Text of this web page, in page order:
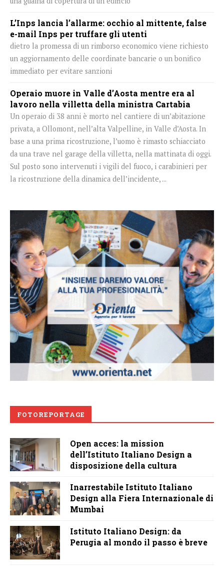
L’Inps lancia l’allarme: occhio al mittente, false
e-mail Inps per truffare gli utenti
dietro la promessa di un rimborso economico viene richiesto
un aggiornamento delle coordinate bancarie o un bonifico
immediato per evitare sanzioni
Operaio muore in Valle d’Aosta mentre era al
lavoro nella villetta della ministra Cartabia
Un operaio di 38 anni è morto nel cantiere di un’abitazione
privata, a Ollomont, nell’alta Valpelline, in Valle d’Aosta. In
base a una prima ricostruzione, l’uomo è rimasto schiacciato
da una trave nel garage della villetta, nella mattinata di oggi.
Sul posto sono intervenuti i vigili del fuoco, i carabinieri per
la ricostruzione della dinamica dell’incidente, ...
FOTOREPORTAGE
Open acces: la mission
dell’Istituto Italiano Design a
disposizione della cultura
Inarrestabile Istituto Italiano
Design alla Fiera Internazionale di
Mumbai
Istituto Italiano Design: da
Perugia al mondo il passo è breve